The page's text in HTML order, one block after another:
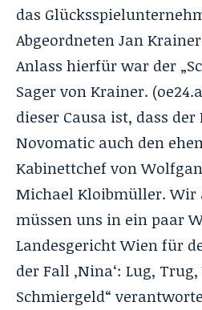
das
Abgeordneten Jan
Anlass hierfür war der
Sager von Krainer. (
dieser Causa ist, dass
Novomatic auch den
Kabinettchef von
Michael Kloibmüller. Wir
müssen uns in ein paar
Landesgericht Wien für
der Fall ‚Nina‘: Lug,
Schmiergeld“